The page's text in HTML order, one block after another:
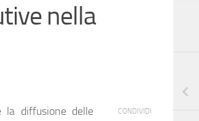
nella
la diffusione delle
CONDIVIDI